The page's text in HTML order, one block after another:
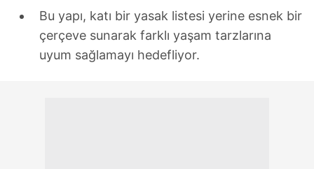
Bu yapı, katı bir yasak listesi yerine esnek bir
çerçeve sunarak farklı yaşam tarzlarına
uyum sağlamayı hedefliyor.